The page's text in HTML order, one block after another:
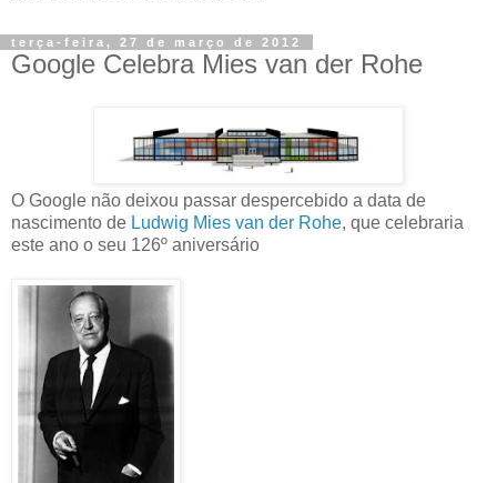
terça-feira, 27 de março de 2012
Google Celebra Mies van der Rohe
O Google não deixou passar despercebido a data de
nascimento de Ludwig Mies van der Rohe, que celebraria
este ano o seu 126º aniversário